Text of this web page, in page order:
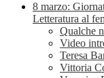
8 marzo:
Letteratura al
Qualche
Video
Teresa
Vittoria